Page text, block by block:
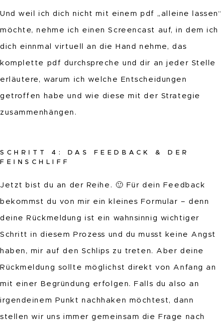
Und weil ich dich nicht mit einem pdf „alleine lassen“
möchte, nehme ich einen Screencast auf, in dem ich
dich einnmal virtuell an die Hand nehme, das
komplette pdf durchspreche und dir an jeder Stelle
erläutere, warum ich welche Entscheidungen
getroffen habe und wie diese mit der Strategie
zusammenhängen.
SCHRITT 4: DAS FEEDBACK & DER
FEINSCHLIFF
Jetzt bist du an der Reihe. 🙂 Für dein Feedback
bekommst du von mir ein kleines Formular – denn
deine Rückmeldung ist ein wahnsinnig wichtiger
Schritt in diesem Prozess und du musst keine Angst
haben, mir auf den Schlips zu treten. Aber deine
Rückmeldung sollte möglichst direkt von Anfang an
mit einer Begründung erfolgen. Falls du also an
irgendeinem Punkt nachhaken möchtest, dann
stellen wir uns immer gemeinsam die Frage nach